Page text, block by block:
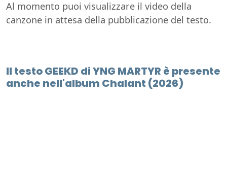
Al momento puoi visualizzare il video della
canzone in attesa della pubblicazione del testo.
Il testo GEEKD di YNG MARTYR è presente
anche nell'album Chalant (2026)